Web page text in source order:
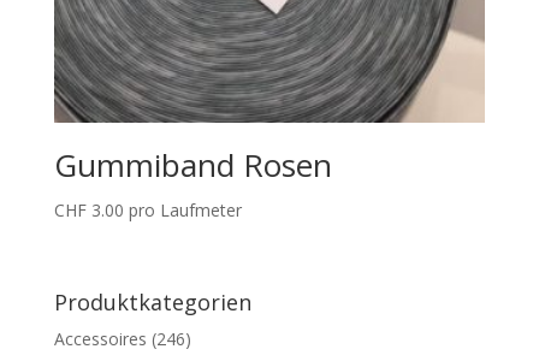
Gummiband Rosen
CHF3.00 pro Laufmeter
Produktkategorien
Accessoires (246)